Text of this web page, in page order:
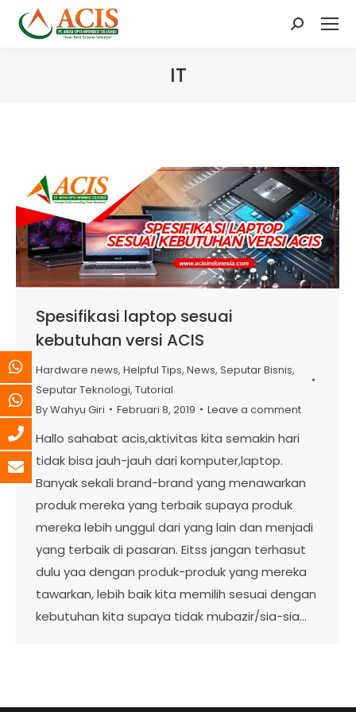
Search:
IT
Spesifikasi laptop sesuai
kebutuhan versi ACIS
Hardware news, Helpful Tips, News, Seputar Bisnis,
Seputar Teknologi, Tutorial
ByWahyu Giri Februari 8, 2019 Leave a comment
Hallo sahabat acis,aktivitas kita semakin hari
tidak bisa jauh-jauh dari komputer,laptop.
Banyak sekali brand-brand yang menawarkan
produk mereka yang terbaik supaya produk
mereka lebih unggul dari yang lain dan menjadi
yang terbaik di pasaran. Eitss jangan terhasut
dulu yaa dengan produk-produk yang mereka
tawarkan, lebih baik kita memilih sesuai dengan
kebutuhan kita supaya tidak mubazir/sia-sia…